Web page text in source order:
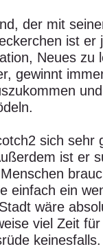
der mit
ist er
Neues zu
gewinnt
sich sehr
ist er
einfach ein
wäre
viel Zeit
keinesfalls.